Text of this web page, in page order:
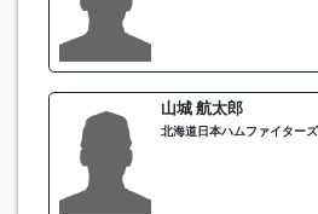
山城 航太郎
北海道日本ハムファイターズ